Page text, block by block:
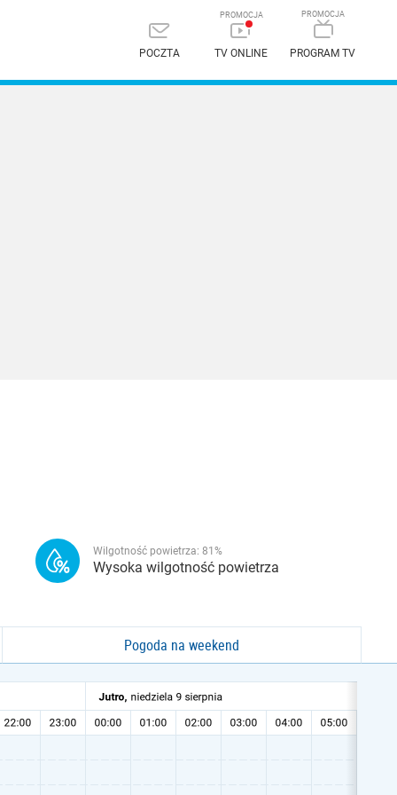
POCZTA TV ONLINE PROGRAM TV
Wilgotność powietrza: 81 %
Wysoka wilgotność powietrza
Pogoda na weekend